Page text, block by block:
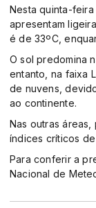
Nesta quinta-feira
apresentam
é de 33ºC,
O sol predomina
entanto, na faixa
de nuvens,
ao continente.
Nas outras
índices críticos
Para conferir a
Nacional de